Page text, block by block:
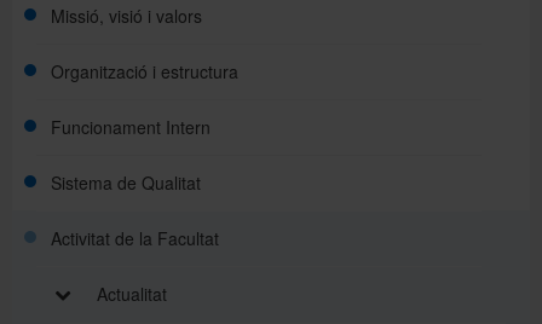
Missió, visió i valors
Organització i estructura
Funcionament Intern
Sistema de Qualitat
Activitat de la Facultat
Actualitat